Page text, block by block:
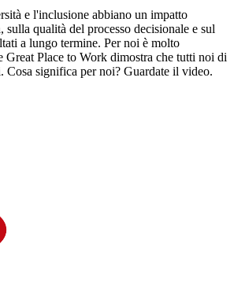
e l'inclusione abbiano un impatto
qualità del processo decisionale e sul
a lungo termine. Per noi è molto
Great Place to Work dimostra che tutti noi di
Cosa significa per noi? Guardate il video.